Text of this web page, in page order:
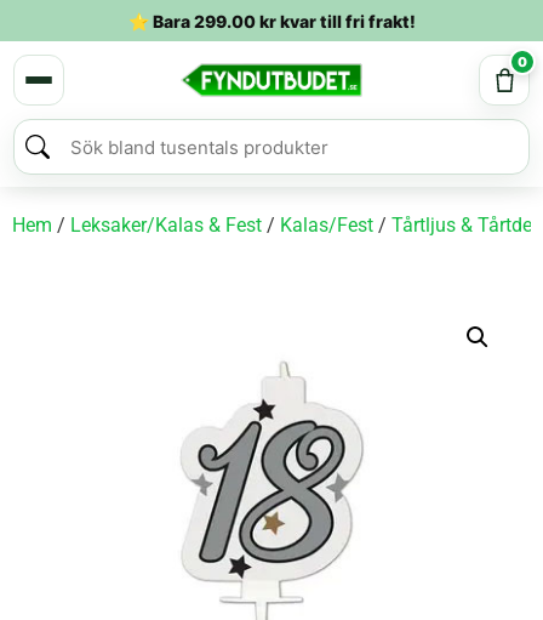
⭐ Bara299.00krkvar till fri frakt!
0
Hem / Leksaker/Kalas & Fest / Kalas/Fest / Tårtljus &